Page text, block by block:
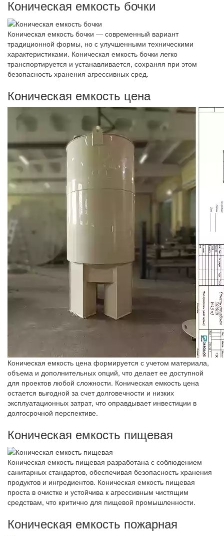
Коническая емкость бочки
Коническая емкость бочки — современный вариант
традиционной формы, но с улучшенными техническими
характеристиками. Коническая емкость бочки легко
транспортируется и устанавливается, сохраняя при этом
безопасность хранения агрессивных сред.
Коническая емкость цена
Коническая емкость цена формируется с учетом материала,
объема и дополнительных опций, что делает ее доступной
для проектов любой сложности. Коническая емкость цена
остается выгодной за счет долговечности и низких
эксплуатационных затрат, что оправдывает инвестиции в
долгосрочной перспективе.
Коническая емкость пищевая
Коническая емкость пищевая разработана с соблюдением
санитарных стандартов, обеспечивая безопасность хранения
продуктов и ингредиентов. Коническая емкость пищевая
проста в очистке и устойчива к агрессивным чистящим
средствам, что критично для пищевой промышленности.
Коническая емкость пожарная